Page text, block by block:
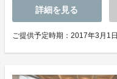
詳細を見る
ご提供予定時期：2017年3月1日